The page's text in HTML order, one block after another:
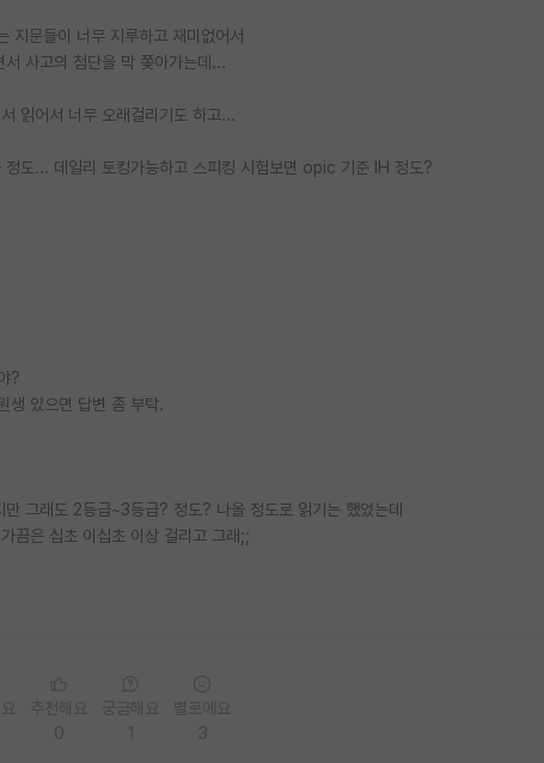
문들이 너무 지루하고 재미없어서
사고의 첨단을 막 쫒아가는데...
읽어서 너무 오래걸리기도 하고...
도... 데일리 토킹가능하고 스피킹 시험보면 opic 기준 IH 정도?
?
생 있으면 답변 좀 부탁.
그래도 2등급~3등급? 정도? 나올 정도로 읽기는 했었는데
끔은 십초 이십초 이상 걸리고 그래;;